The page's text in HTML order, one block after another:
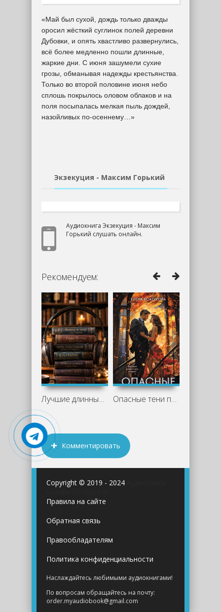
«Май был сухой, дождь только дважды
оросил жёсткий суглинок полей деревни
Дубовки, и опять хвастливо развернулись,
всё более медленно пошли длинные,
жаркие дни. С июня зашумели сухие
грозы, обманывая надежды крестьянства.
Только во второй половине июня небо
сплошь покрылось оловом облаков и на
поля посыпалась мелкая пыль дождей,
назойливых по-осеннему…»
Экзекуция - Максим Горький
Аудиокнига Экзекуция - Максим
Горький слушать онлайн.
Рекомендуем:
Лучшие длинные аудиокниги: что слушать Опасные тени прошлого - Елена Асатурова
Комментировать
Copyright © 2019 - 2024
Правила на сайте
Обратная связь
Правообладателям
Политика конфиденциальности
Наслаждайтесь любимыми аудиокнигами!
По вопросам обращайтесь на почту:
order.myaudiobook@gmail.com